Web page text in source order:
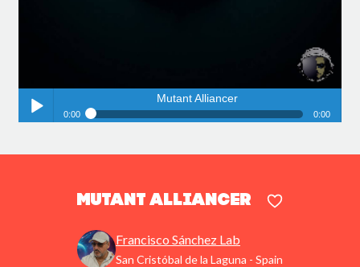
Mutant Alliancer
Francisco Sánchez Lab
San Cristóbal de la Laguna - Spain
Mutant Alliancer
0:00 0:00